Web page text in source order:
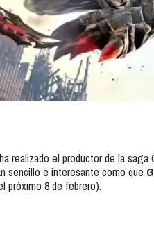
realizado el productor de la saga
sencillo e interesante como que
próximo 8 de febrero).